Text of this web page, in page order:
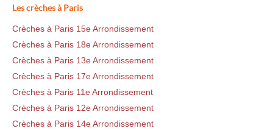
Les crèches à Paris
Crèches à Paris 15e Arrondissement
Crèches à Paris 18e Arrondissement
Crèches à Paris 13e Arrondissement
Crèches à Paris 17e Arrondissement
Crèches à Paris 11e Arrondissement
Crèches à Paris 12e Arrondissement
Crèches à Paris 14e Arrondissement